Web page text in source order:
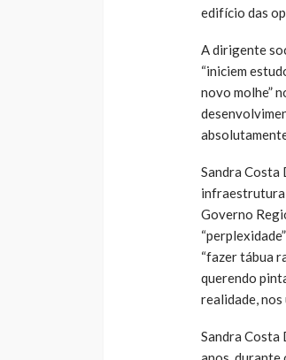
edifício das
A dirigente
“iniciem
novo molhe”
Sandra Costa
infraestrutura
Governo
“fazer tábua
querendo
realidade, nos
Sandra Costa